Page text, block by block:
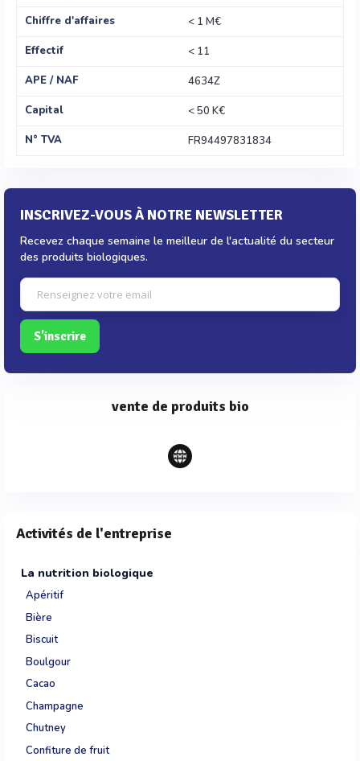
Chiffre d'affaires
< 1 M€
Effectif
< 11
APE / NAF
4634Z
Capital
< 50 K€
N° TVA
FR94497831834
INSCRIVEZ-VOUS À NOTRE NEWSLETTER
Recevez chaque semaine le meilleur de l'actualité du secteur
des produits biologiques.
S'inscrire
vente de produits bio
Activités de l'entreprise
La nutrition biologique
Apéritif
Bière
Biscuit
Boulgour
Cacao
Champagne
Chutney
Confiture de fruit